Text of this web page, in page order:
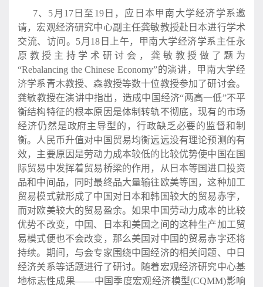
7、5月17日至19日，应日本甲南大学经济学系邀
请，宏观经济研究中心副主任龚敏教授赴日本进行学术
交流、访问。5月18日上午，甲南大学经济学系主任永
原教授主持学术研讨会，龚敏教授做了题为
“Rebalancing the Chinese Economy”的演讲，甲南大学经
济学系青木教授、森教授等数十位教授参加了研讨会。
龚敏教授在演讲中指出，造成中国经济“两高一低”不平
衡结构特征的根本原因是体制转轨不彻底，现有的市场
经济仍然是政府主导型的，行政缺乏必要的监督和制
衡。人民币升值对中国贸易均衡远远没有理论预测的有
效，主要原因是劳动力成本较低的比较优势使中国在国
际贸易中发挥着贸易桥梁的作用，从日本等国进口投资
品和中间品，同时最终品大量输往欧美等国，这种加工
贸易模式就形成了中国对日本和韩国较大的贸易赤字，
而对欧美较大的贸易盈余。如果中国劳动力成本的比较
优势不改变，中国、日本和美国之间的这种生产加工贸
易模式便也不会改变，那么美国对中国的贸易赤字还将
持续。期间，与会专家围绕中国经济的相关问题、中日
经济关系等话题进行了研讨。随着宏观经济研究中心基
地标志性成果——中国季度宏观经济模型(CQMM)影响